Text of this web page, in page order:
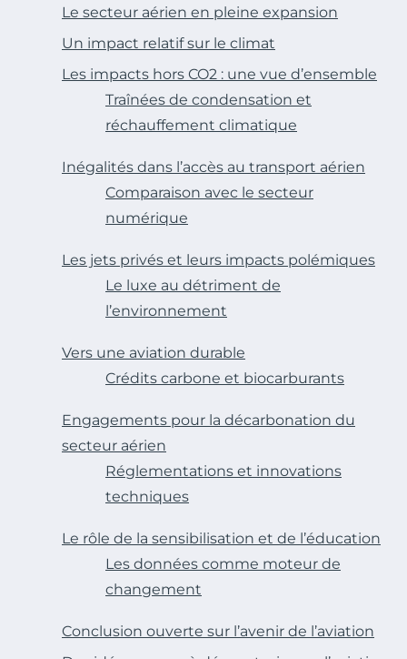
Le secteur aérien en pleine expansion
Un impact relatif sur le climat
Les impacts hors CO2 : une vue d’ensemble
Traînées de condensation et
réchauffement climatique
Inégalités dans l’accès au transport aérien
Comparaison avec le secteur
numérique
Les jets privés et leurs impacts polémiques
Le luxe au détriment de
l’environnement
Vers une aviation durable
Crédits carbone et biocarburants
Engagements pour la décarbonation du
secteur aérien
Réglementations et innovations
techniques
Le rôle de la sensibilisation et de l’éducation
Les données comme moteur de
changement
Conclusion ouverte sur l’avenir de l’aviation